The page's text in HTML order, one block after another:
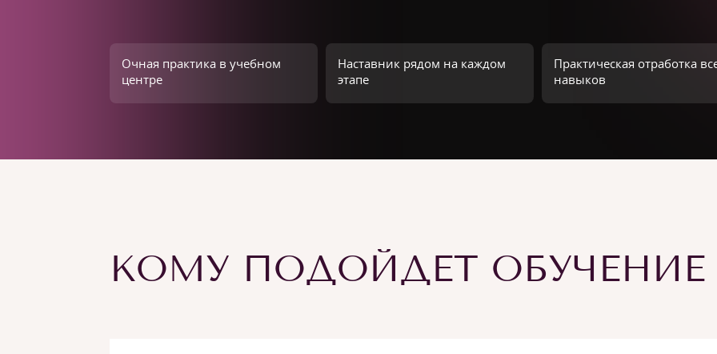
Очная практика в учебном
центре
Наставник рядом на каждом
этапе
Практическая отработка
навыков
КОМУ ПОДОЙДЕТ ОБУЧЕНИЕ